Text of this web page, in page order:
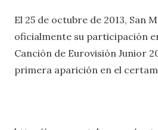
El 25 de octubre de 2013, San
oficialmente su participación
Canción de Eurovisión Junior
primera aparición en el